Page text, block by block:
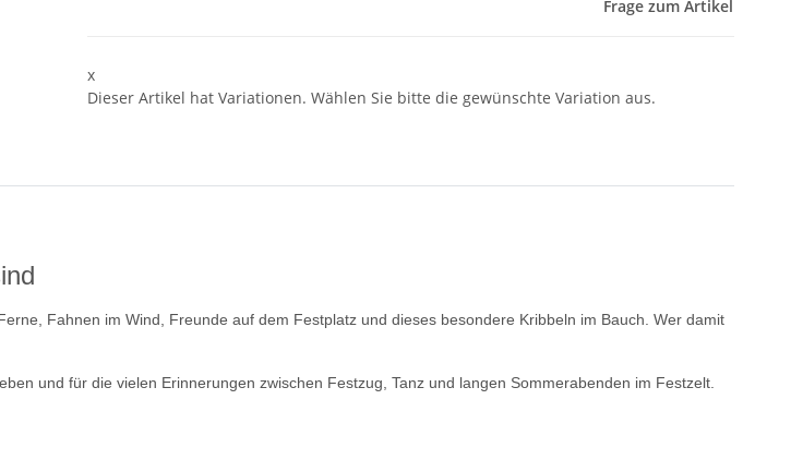
Frage zum Artikel
x
Dieser Artikel hat Variationen. Wählen Sie bitte die gewünschte Variation aus.
Fahnen im Wind, Freunde auf dem Festplatz und dieses besondere Kribbeln im Bauch. Wer damit
und für die vielen Erinnerungen zwischen Festzug, Tanz und langen Sommerabenden im Festzelt.